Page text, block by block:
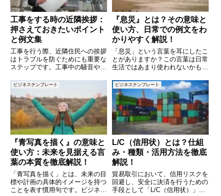
工事をする時の近隣挨拶：
押さえておきたいポイント
と例文集
工事を行う際、近隣住民への挨拶
はトラブルを防ぐためにも重要な
ステップです。工事中の騒音や不
ることがあります。丁寧な挨拶と
近所関係を維持するだけでなく、
思わぬ問題を未然に防ぐことがで
『息災』とは？その意味と
使い方、日常での例文をわ
かりやすく解説！
「息災」という言葉を耳にしたこ
とがありますか？この言葉は日常
生活ではあまり使われないかもし
ーマルな場面で使われることがあ
ります。「息災」とは何を意味す
るのか、どのように使うべきかを
正しく理解することで、あなたの
ビジネステンプレート
『青写真を描く』の意味と
使い方：未来を見据える言
葉の本質を徹底解説！
「青写真を描く」とは、未来の目
標や計画の具体的イメージを持つ
ことを表す慣用句です。ビジネス
ビジネステンプレート
L/C（信用状）とは？仕組
み・種類・活用方法を徹底
解説！
貿易取引において、信用リスクを
回避し、安全に決済を行うための
手段として「L/C（信用状）」が